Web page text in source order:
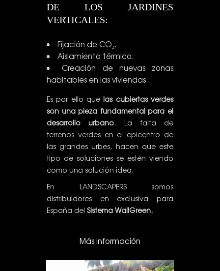
DE LOS JARDINES
VERTICALES:
Fijación de CO₂.
Aislamiento térmico.
Creación de nuevas zonas
habitables en las viviendas.
Es por ello quelas cubiertas verdes
son una pieza fundamental para el
desarrollo urbano. La falta de
terrenos verdes en el epicentro de
las grandes urbes, hacen que este
tipo de soluciones se estén viendo
como una solución idea.
En LANDSCAPERS somos
distribuidores en exclusiva para
España del Sistema WallGreen.
Más información